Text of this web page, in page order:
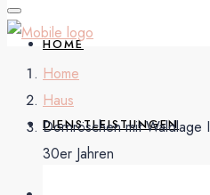
HOME
DIENSTLEISTUNGEN
Home
Haus
Dornröschen mit Waldlage
30er Jahren